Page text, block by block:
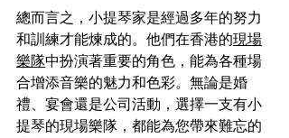
總而言之，小提琴家是經過多年的努力
和訓練才能煉成的。他們在香港的現場
樂隊中扮演著重要的角色，能為各種場
合增添音樂的魅力和色彩。無論是婚
禮、宴會還是公司活動，選擇一支有小
提琴的現場樂隊，都能為您帶來難忘的